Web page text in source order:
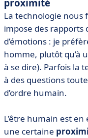
proximité
La technologie nous
impose des
d’émotions : je
homme, plutôt qu’à
à se dire). Parfois la
à des questions
d’ordre humain.
L’être humain est
une certaine